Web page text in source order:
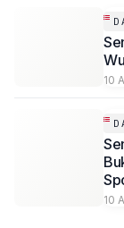
10
10